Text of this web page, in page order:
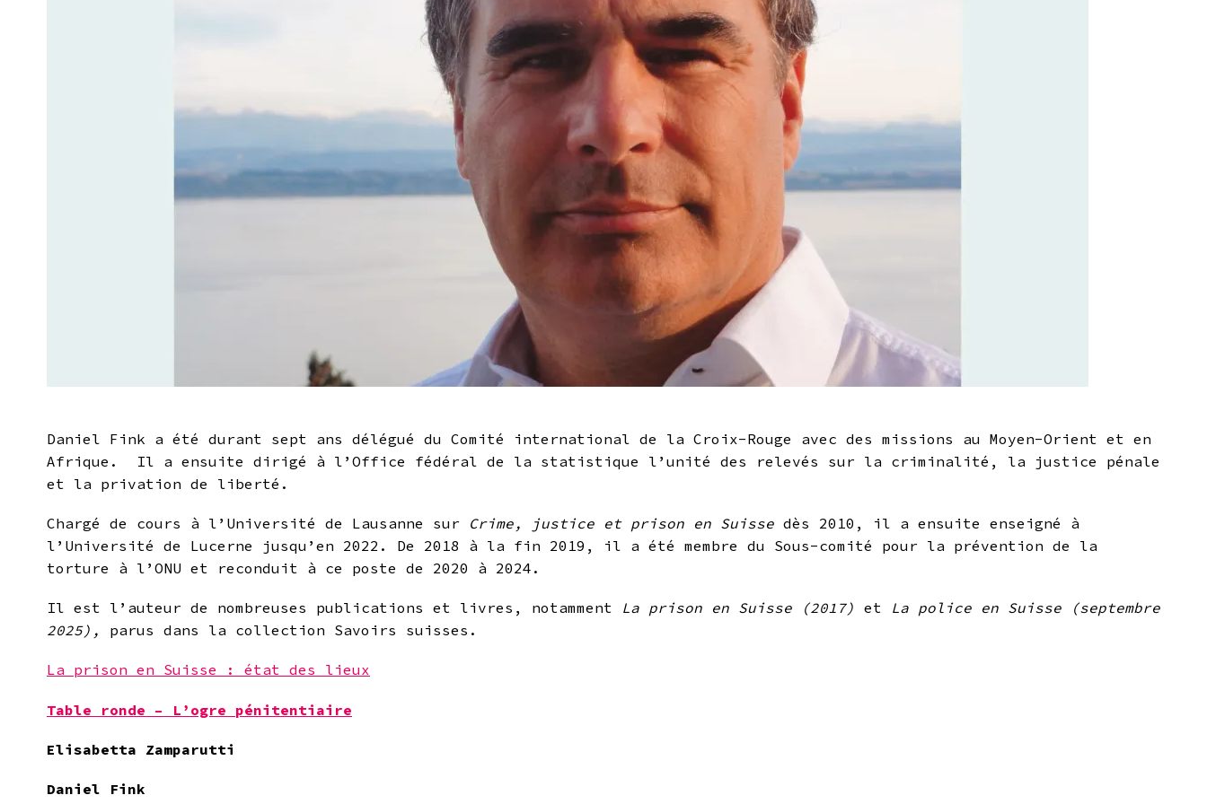
Daniel Fink a été durant sept ans délégué du Comité international de la Croix-Rouge avec des missions au Moyen-Orient et en
Afrique. Il a ensuite dirigé à l’Office fédéral de la statistique l’unité des relevés sur la criminalité, la justice pénale
et la privation de liberté.
Chargé de cours à l’Université de Lausanne sur Crime, justice et prison en Suisse dès 2010, il a ensuite enseigné à
l’Université de Lucerne jusqu’en 2022. De 2018 à la fin 2019, il a été membre du Sous-comité pour la prévention de la
torture à l’ONU et reconduit à ce poste de 2020 à 2024.
Il est l’auteur de nombreuses publications et livres, notamment La prison en Suisse (2017) et La police en Suisse (septembre
2025), parus dans la collection Savoirs suisses.
La prison en Suisse : état des lieux
Table ronde – L’ogre pénitentiaire
Elisabetta Zamparutti
Daniel Fink